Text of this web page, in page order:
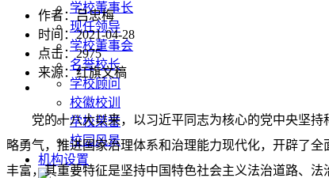
学校董事长
现任领导
学校董事会
名誉校长
学校顾问
校徽校训
学校荣誉
校园风景
机构设置
作者：吕忠梅
时间：2021-04-28
点击：2975
来源：红旗文稿
党的十八大以来，以习近平同志为核心的党中央坚
略勇气，推进国家治理体系和治理能力现代化，开辟了
丰富，其重要特征是坚持中国特色社会主义法治道路、